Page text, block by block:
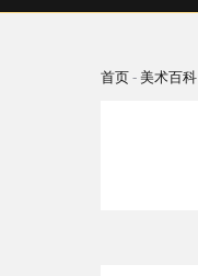
首页 - 美术百科